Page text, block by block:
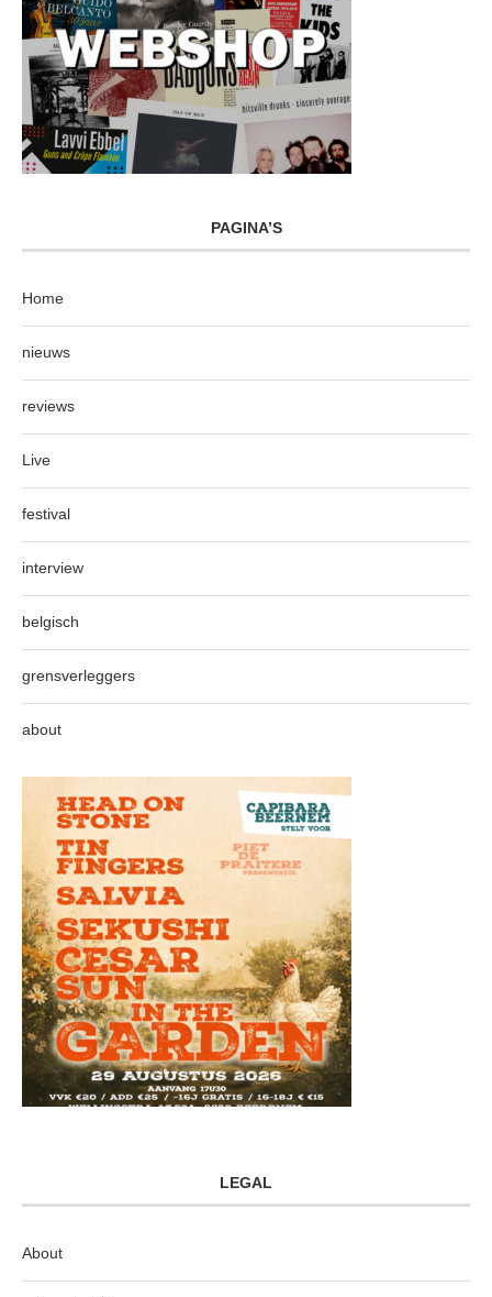
PAGINA’S
Home
nieuws
reviews
Live
festival
interview
belgisch
grensverleggers
about
LEGAL
About